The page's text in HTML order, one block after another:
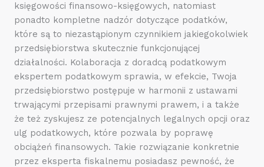
księgowości finansowo-księgowych, natomiast
ponadto kompletne nadzór dotyczące podatków,
które są to niezastąpionym czynnikiem jakiegokolwiek
przedsiębiorstwa skutecznie funkcjonującej
działalności. Kolaboracja z doradcą podatkowym
ekspertem podatkowym sprawia, w efekcie, Twoja
przedsiębiorstwo postępuje w harmonii z ustawami
trwającymi przepisami prawnymi prawem, i a także
że też zyskujesz ze potencjalnych legalnych opcji oraz
ulg podatkowych, które pozwala by poprawę
obciążeń finansowych. Takie rozwiązanie konkretnie
przez eksperta fiskalnemu posiadasz pewność, że